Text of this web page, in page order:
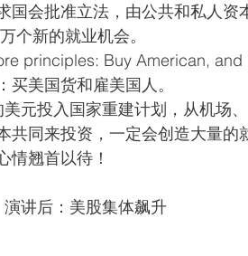
国会批准立法，由公共和私人资
个新的就业机会。
principles: Buy American, and
美国货和雇美国人。
元投入国家重建计划，从机场
共同来投资，一定会创造大量的
情翘首以待！
演讲后：美股集体飙升